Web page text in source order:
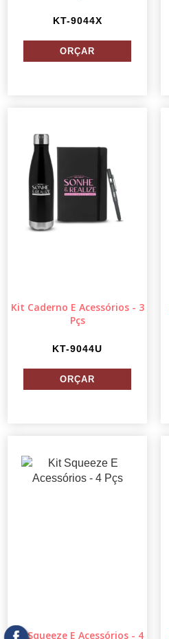
KT-9044X
Kit Caderno E Acessórios - 3
Pçs
KT-9044U
Kit Squeeze E Acessórios - 4